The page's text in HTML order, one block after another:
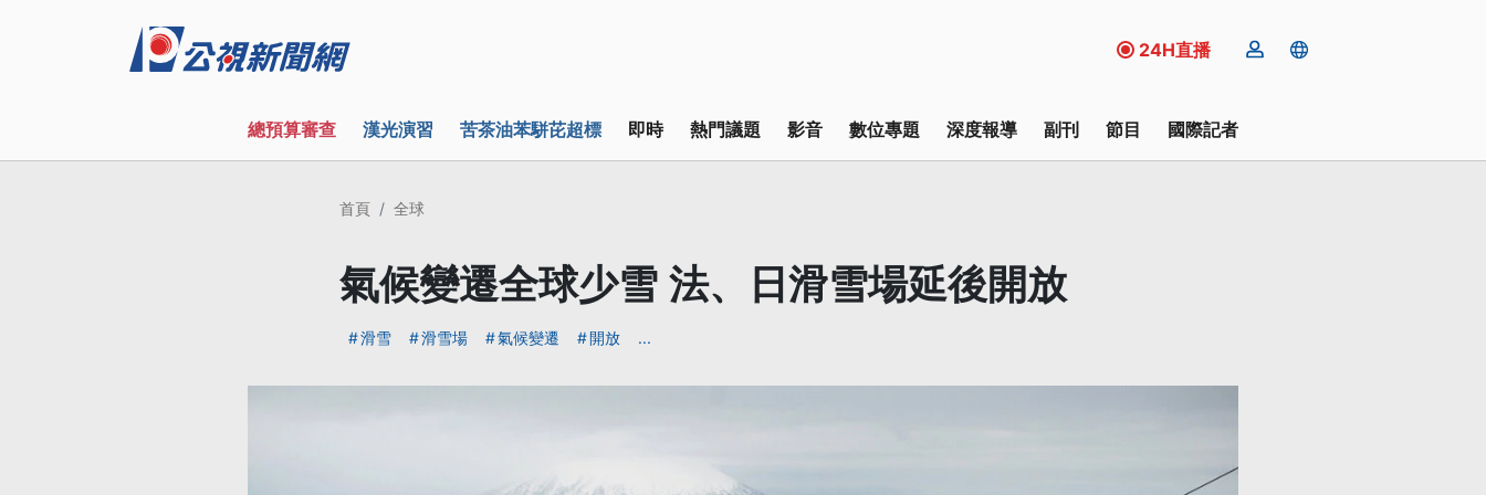
24H直播
總預算審查 漢光演習 苦茶油苯駢芘超標 即時 熱門議題 影音 數位專題 深度報導 副刊 節目 國際記者
首頁 全球
氣候變遷全球少雪 法、日滑雪場延後開放
滑雪 滑雪場 氣候變遷 開放 ...